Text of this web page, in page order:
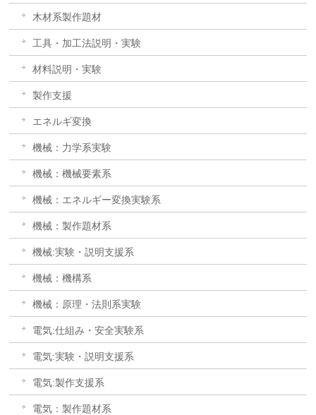
木材系製作題材
工具・加工法説明・実験
材料説明・実験
製作支援
エネルギ変換
機械：力学系実験
機械：機械要素系
機械：エネルギー変換実験系
機械：製作題材系
機械:実験・説明支援系
機械：機構系
機械：原理・法則系実験
電気:仕組み・安全実験系
電気:実験・説明支援系
電気:製作支援系
電気：製作題材系